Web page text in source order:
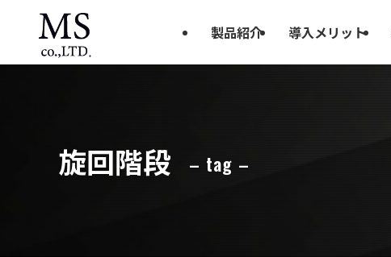
製品紹介 導入メリット
旋回階段 – tag –